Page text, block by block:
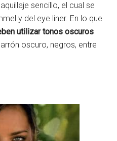
sencillo, el cual se
y del eye liner. En lo que
utilizar tonos oscuros
oscuro, negros, entre